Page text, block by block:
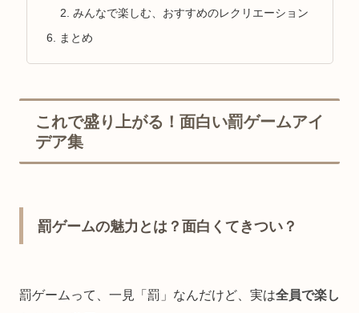
みんなで楽しむ、おすすめのレクリエーション
まとめ
これで盛り上がる！面白い罰ゲームアイ
デア集
罰ゲームの魅力とは？面白くてきつい？
罰ゲームって、一見「罰」なんだけど、実は全員で楽し